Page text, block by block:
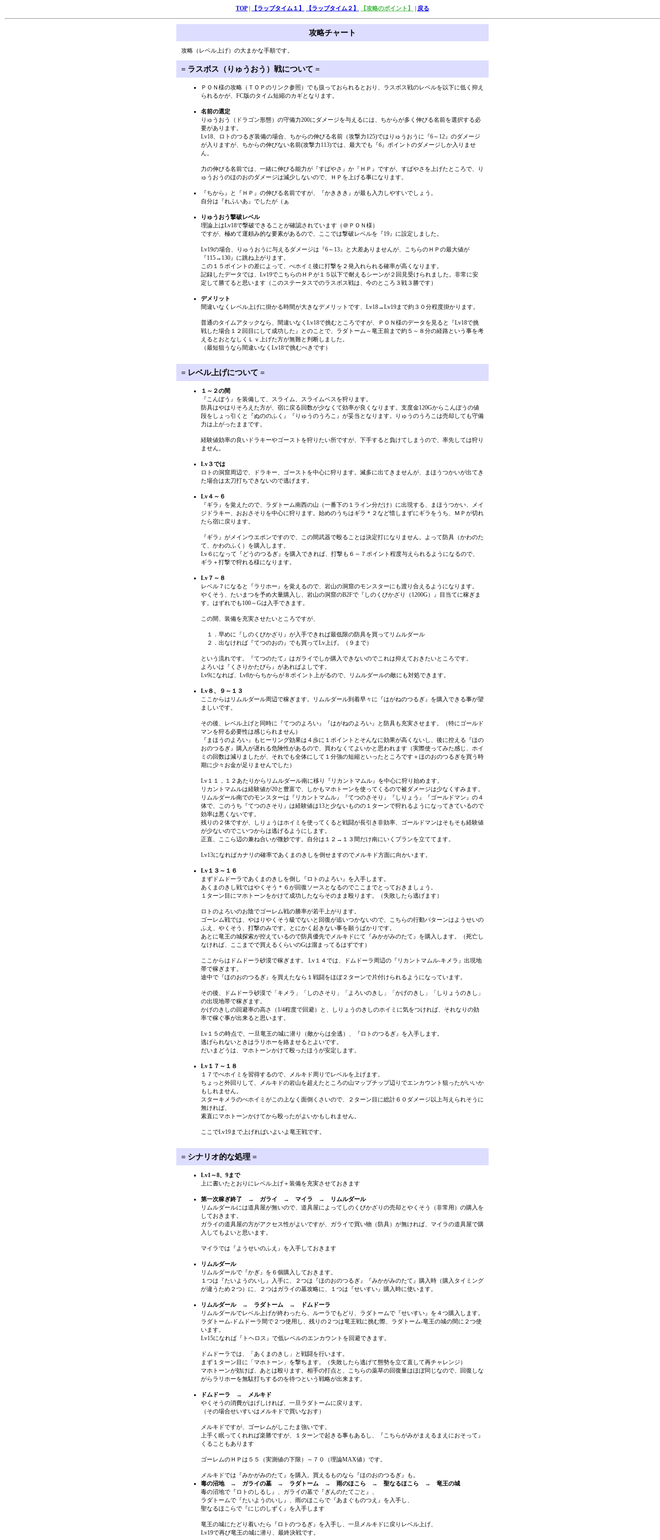
TOP 【ラップタイム１】 【ラップタイム２】 【攻略のポイント】 戻る
攻略チャート
攻略（レベル上げ）の大まかな手順です。
= ラスボス（りゅうおう）戦について =
ＰＯＮ様の攻略（ＴＯＰのリンク参照）でも扱っておられるとおり、ラスボス戦のレベルを以下に低く抑え
られるかが、FC版のタイム短縮のカギとなります。
名前の選定
りゅうおう（ドラゴン形態）の守備力200にダメージを与えるには、ちからが多く伸びる名前を選択する必
要があります。
Lv18、ロトのつるぎ装備の場合、ちからの伸びる名前（攻撃力125)ではりゅうおうに『6～12』のダメージ
が入りますが、ちからの伸びない名前(攻撃力113)では、最大でも『6』ポイントのダメージしか入りませ
ん。
力の伸びる名前では、一緒に伸びる能力が『すばやさ』か『ＨＰ』ですが、すばやさを上げたところで、り
ゅうおうのほのおのダメージは減少しないので、ＨＰを上げる事になります。
『ちから』と『ＨＰ』の伸びる名前ですが、『かききき』が最も入力しやすいでしょう。
自分は『れふいあ』でしたが（ぁ
りゅうおう撃破レベル
理論上はLv18で撃破できることが確認されています（＠ＰＯＮ様）
ですが、極めて運頼み的な要素があるので、ここでは撃破レベルを『19』に設定しました。
Lv19の場合、りゅうおうに与えるダメージは『6～13』と大差ありませんが、こちらのＨＰの最大値が
『115→130』に跳ね上がります。
この１５ポイントの差によって、べホイミ後に打撃を２発入れられる確率が高くなります。
記録したデータでは、Lv19でこちらのＨＰが１５以下で耐えるシーンが２回見受けられました。非常に安
定して勝てると思います（このステータスでのラスボス戦は、今のところ３戦３勝です）
デメリット
間違いなくレベル上げに掛かる時間が大きなデメリットです、Lv18→Lv19まで約３０分程度掛かります。
普通のタイムアタックなら、間違いなくLv18で挑むところですが、ＰＯＮ様のデータを見ると『Lv18で挑
戦した場合１２回目にして成功した』とのことで、ラダトーム～竜王前まで約５～８分の経路という事を考
えるとおとなしくＬｖ上げた方が無難と判断しました。
（最短狙うなら間違いなくLv18で挑むべきです）
= レベル上げについて =
１～２の間
『こんぼう』を装備して、スライム、スライムベスを狩ります。
防具はやはりそろえた方が、宿に戻る回数が少なくて効率が良くなります。支度金120Gからこんぼうの値
段をしょっ引くと『ぬののふく』『りゅうのうろこ』が妥当となります。りゅうのうろこは売却しても守備
力は上がったままです。
経験値効率の良いドラキーやゴーストを狩りたい所ですが、下手すると負けてしまうので、率先しては狩り
ません。
Lv３では
ロトの洞窟周辺で、ドラキー、ゴーストを中心に狩ります。滅多に出てきませんが、まほうつかいが出てき
た場合は太刀打ちできないので逃げます。
Lv４～６
『ギラ』を覚えたので、ラダトーム南西の山（一番下の１ライン分だけ）に出現する、まほうつかい、メイ
ジドラキー、おおさそりを中心に狩ります。始めのうちはギラ＊２など惜しまずにギラをうち、ＭＰが切れ
たら宿に戻ります。
『ギラ』がメインウエポンですので、この間武器で殴ることは決定打になりません。よって防具（かわのた
て、かわのふく）を購入します。
Lv６になって『どうのつるぎ』を購入できれば、打撃も６～７ポイント程度与えられるようになるので、
ギラ＋打撃で狩れる様になります。
Lv７～８
レベル７になると『ラリホー』を覚えるので、岩山の洞窟のモンスターにも渡り合えるようになります。
やくそう、たいまつを予め大量購入し、岩山の洞窟のB2Fで『しのくびかざり（1200G）』目当てに稼ぎま
す。はずれでも100～Gは入手できます。
この間、装備を充実させたいところですが、
１．早めに『しのくびかざり』が入手できれば最低限の防具を買ってリムルダール
２．出なければ『てつのおの』でも買ってLv上げ。（９まで）
という流れです。『てつのたて』はガライでしか購入できないのでこれは抑えておきたいところです。
よろいは『くさりかたびら』があればよしです。
Lv9になれば、Lv8からちからが８ポイント上がるので、リムルダールの敵にも対処できます。
Lv８、９～１３
ここからはリムルダール周辺で稼ぎます。リムルダール到着早々に『はがねのつるぎ』を購入できる事が望
ましいです。
その後、レベル上げと同時に『てつのよろい』『はがねのよろい』と防具も充実させます。（特にゴールド
マンを狩る必要性は感じられません）
『まほうのよろい』もヒーリング効果は４歩に１ポイントとそんなに効果が高くないし、後に控える『ほの
おのつるぎ』購入が遅れる危険性があるので、買わなくてよいかと思われます（実際使ってみた感じ、ホイ
ミの回数は減りましたが、それでも全体にして１分強の短縮といったところです＋ほのおのつるぎを買う時
期に少々お金が足りませんでした）
Lv１１，１２あたりからリムルダール南に移り『リカントマムル』を中心に狩り始めます。
リカントマムルは経験値が20と豊富で、しかもマホトーンを使ってくるので被ダメージは少なくすみます。
リムルダール南でのモンスターは『リカントマムル』『てつのさそり』『しりょう』『ゴールドマン』の４
体で、このうち『てつのさそり』は経験値は13と少ないものの１ターンで狩れるようになってきているので
効率は悪くないです。
残りの２体ですが、しりょうはホイミを使ってくると戦闘が長引き非効率、ゴールドマンはそもそも経験値
が少ないのでこいつからは逃げるようにします。
正直、ここら辺の兼ね合いが微妙です。自分は１２→１３間だけ南にいくプランを立ててます。
Lv13になればカナリの確率であくまのきしを倒せますのでメルキド方面に向かいます。
Lv１３～１６
まずドムドーラであくまのきしを倒し『ロトのよろい』を入手します。
あくまのきし戦ではやくそう＊６が回復ソースとなるのでここまでとっておきましょう。
１ターン目にマホトーンをかけて成功したならそのまま殴ります。（失敗したら逃げます）
ロトのよろいのお陰でゴーレム戦の勝率が若干上がります。
ゴーレム戦では、やはりやくそう級でないと回復が追いつかないので、こちらの行動パターンはようせいの
ふえ、やくそう、打撃のみです。とにかく起きない事を願うばかりです。
あとに竜王の城探索が控えているので防具優先でメルキドにて『みかがみのたて』を購入します。（死亡し
なければ、ここまでで買えるくらいのGは溜まってるはずです）
ここからはドムドーラ砂漠で稼ぎます。 Lv１４では、ドムドーラ周辺の『リカントマムル-キメラ』出現地
帯で稼ぎます。
途中で『ほのおのつるぎ』を買えたなら１戦闘をほぼ２ターンで片付けられるようになっています。
その後、ドムドーラ砂漠で「キメラ」「しのさそり」「よろいのきし」「かげのきし」「しりょうのきし」
の出現地帯で稼ぎます。
かげのきしの回避率の高さ（1/4程度で回避）と、しりょうのきしのホイミに気をつければ、それなりの効
率で稼ぐ事が出来ると思います。
Lv１５の時点で、一旦竜王の城に潜り（敵からは全逃）、『ロトのつるぎ』を入手します。
逃げられないときはラリホーを絡ませるとよいです。
だいまどうは、マホトーンかけて殴ったほうが安定します。
Lv１７～１８
１７でべホイミを習得するので、メルキド周りでレベルを上げます。
ちょっと外回りして、メルキドの岩山を超えたところの山マップチップ辺りでエンカウント狙ったがいいか
もしれません。
スターキメラのべホイミがこの上なく面倒くさいので、２ターン目に総計６０ダメージ以上与えられそうに
無ければ、
素直にマホトーンかけてから殴ったがよいかもしれません。
ここでLv19まで上げればいよいよ竜王戦です。
= シナリオ的な処理 =
Lv1～8、9まで
上に書いたとおりにレベル上げ＋装備を充実させておきます
第一次稼ぎ終了 → ガライ → マイラ → リムルダール
リムルダールには道具屋が無いので、道具屋によってしのくびかざりの売却とやくそう（非常用）の購入を
しておきます。
ガライの道具屋の方がアクセス性がよいですが、ガライで買い物（防具）が無ければ、マイラの道具屋で購
入してもよいと思います。
マイラでは『ようせいのふえ』を入手しておきます
リムルダール
リムルダールで『かぎ』を６個購入しておきます。
１つは『たいようのいし』入手に、２つは『ほのおのつるぎ』『みかがみのたて』購入時（購入タイミング
が違うため２つ）に、２つはガライの墓攻略に、１つは『せいすい』購入時に使います。
リムルダール → ラダトーム → ドムドーラ
リムルダールでレベル上げが終わったら、ルーラでもどり、ラダトームで『せいすい』を４つ購入します。
ラダトーム-ドムドーラ間で２つ使用し、残りの２つは竜王戦に挑む際、ラダトーム-竜王の城の間に２つ使
います。
Lv15になれば『トヘロス』で低レベルのエンカウントを回避できます。
ドムドーラでは、「あくまのきし」と戦闘を行います。
まず１ターン目に「マホトーン」を撃ちます。（失敗したら逃げて態勢を立て直して再チャレンジ）
マホトーンが効けば、あとは殴ります。相手の打点と、こちらの薬草の回復量はほぼ同じなので、回復しな
がらラリホーを無駄打ちするのを待つという戦略が出来ます。
ドムドーラ → メルキド
やくそうの消費がはげしければ、一旦ラダトームに戻ります。
（その場合せいすいはメルキドで買いなおす）
メルキドですが、ゴーレムがしこたま強いです。
上手く眠ってくれれば楽勝ですが、１ターンで起きる事もあるし、『こちらがみがまえるまえにおそって』
くることもあります
ゴーレムのＨＰは５５（実測値の下限）～７０（理論MAX値）です。
メルキドでは『みかがみのたて』を購入。買えるものなら『ほのおのつるぎ』も。
毒の沼地 → ガライの墓 → ラダトーム → 雨のほこら → 聖なるほこら → 竜王の城
毒の沼地で『ロトのしるし』、ガライの墓で『ぎんのたてごと』、
ラダトームで『たいようのいし』、雨のほこらで『あまぐものつえ』を入手し、
聖なるほこらで『にじのしずく』を入手します
竜王の城にたどり着いたら『ロトのつるぎ』を入手し、一旦メルキドに戻りレベル上げ、
Lv19で再び竜王の城に潜り、最終決戦です。